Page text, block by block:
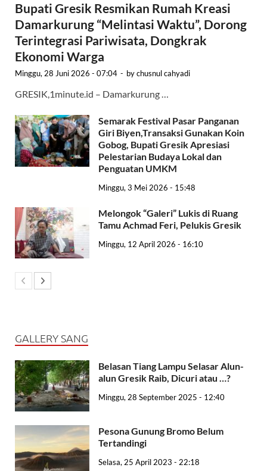
Bupati Gresik Resmikan Rumah Kreasi
Damarkurung “Melintasi Waktu”, Dorong
Terintegrasi Pariwisata, Dongkrak
Ekonomi Warga
Minggu, 28 Juni 2026 - 07:04 - bychusnul cahyadi
GRESIK,1minute.id – Damarkurung …
Semarak Festival Pasar Panganan
Giri Biyen,Transaksi Gunakan Koin
Gobog, Bupati Gresik Apresiasi
Pelestarian Budaya Lokal dan
Penguatan UMKM
Minggu, 3 Mei 2026 - 15:48
Melongok “Galeri” Lukis di Ruang
Tamu Achmad Feri, Pelukis Gresik
Minggu, 12 April 2026 - 16:10
GALLERY SANG
Belasan Tiang Lampu Selasar Alun-
alun Gresik Raib, Dicuri atau …?
Minggu, 28 September 2025 - 12:40
Pesona Gunung Bromo Belum
Tertandingi
Selasa, 25 April 2023 - 22:18